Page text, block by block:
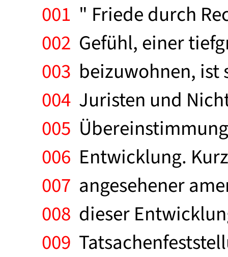
001 " Friede durch
002 Gefühl, einer
003 beizuwohnen, ist
004 Juristen und
005
006 Entwicklung.
007 angesehener
008 dieser
009